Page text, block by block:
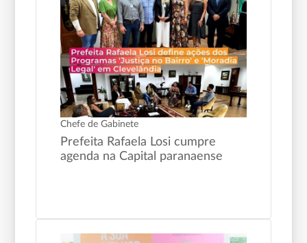
Chefe de Gabinete
Prefeita Rafaela Losi cumpre
agenda na Capital paranaense